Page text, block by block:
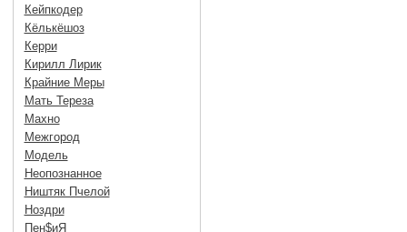
Кейпкодер
Кёлькёшоз
Керри
Кирилл Лирик
Крайние Меры
Мать Тереза
Махно
Межгород
Модель
Неопознанное
Ништяк Пчелой
Ноздри
Пен$иЯ